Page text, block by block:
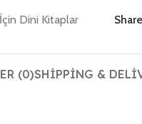
Dini Kitaplar
(0)SHIPPING &